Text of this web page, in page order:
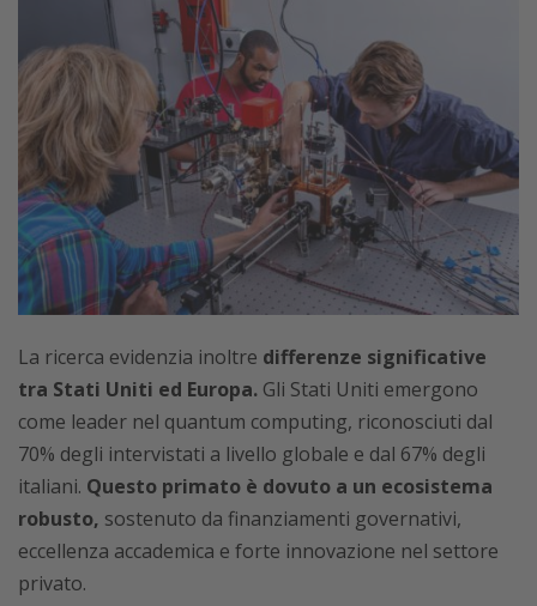
La ricerca evidenzia inoltre differenze significative
tra Stati Uniti ed Europa. Gli Stati Uniti emergono
come leader nel quantum computing, riconosciuti dal
70% degli intervistati a livello globale e dal 67% degli
italiani. Questo primato è dovuto a un ecosistema
robusto, sostenuto da finanziamenti governativi,
eccellenza accademica e forte innovazione nel settore
privato.